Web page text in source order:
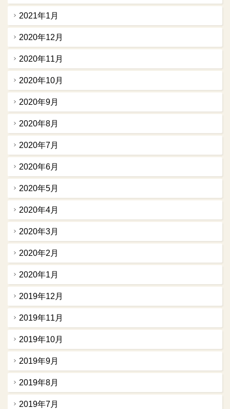
2021年1月
2020年12月
2020年11月
2020年10月
2020年9月
2020年8月
2020年7月
2020年6月
2020年5月
2020年4月
2020年3月
2020年2月
2020年1月
2019年12月
2019年11月
2019年10月
2019年9月
2019年8月
2019年7月